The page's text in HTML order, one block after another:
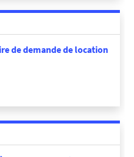
de demande de location